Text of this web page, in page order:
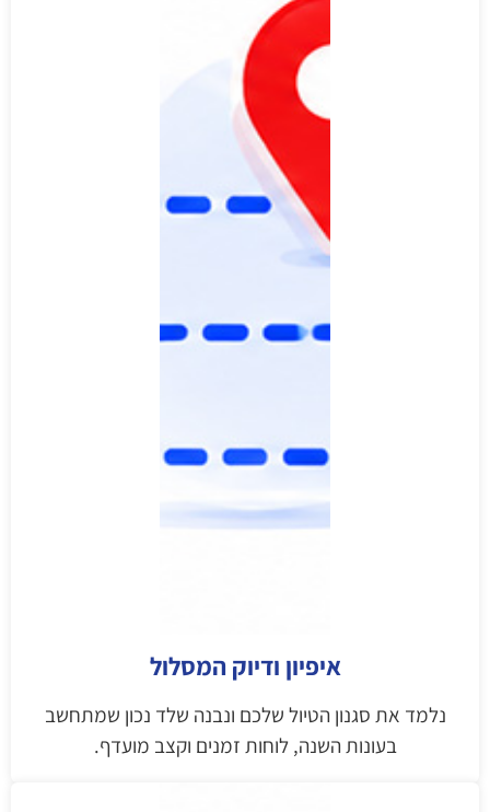
איפיון ודיוק המסלול
נלמד את סגנון הטיול שלכם ונבנה שלד נכון שמתחשב
בעונות השנה, לוחות זמנים וקצב מועדף.